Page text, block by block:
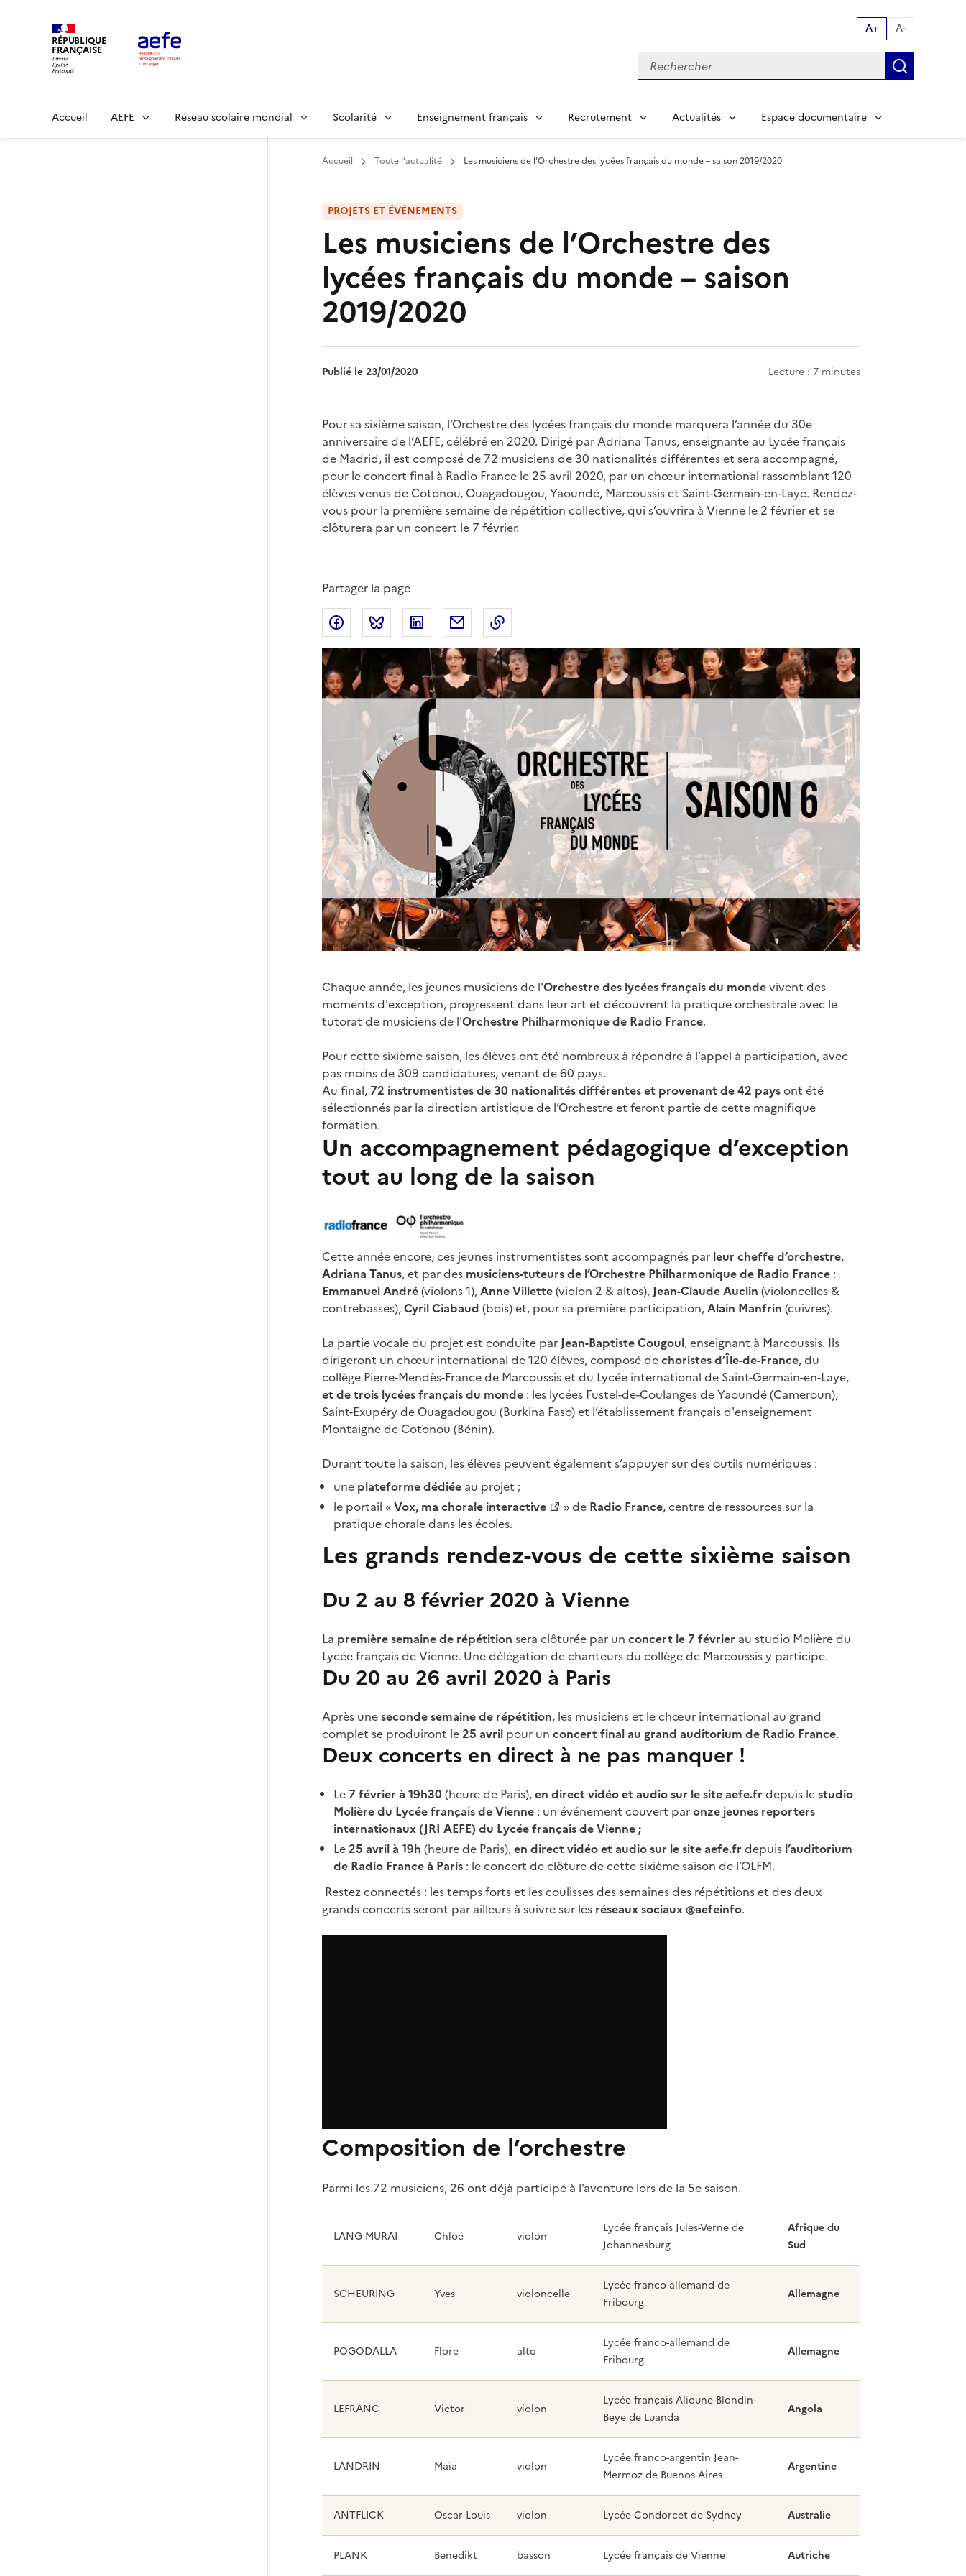
RÉPUBLIQUE
FRANÇAISE
A+ A-
Recherche par mot clés:
Main
Accueil AEFE Réseau scolaire mondial Scolarité Enseignement français Recrutement Actualités Espace documentaire
Accueil Toute l'actualité Les musiciens de l’Orchestre des lycées français du monde – saison 2019/2020
PROJETS ET ÉVÉNEMENTS
Les musiciens de l’Orchestre des
lycées français du monde – saison
2019/2020
Publié le 23/01/2020 Lecture : 7 minutes
Chapo
Pour sa sixième saison, l’Orchestre des lycées français du monde marquera l’année du 30e
anniversaire de l’AEFE, célébré en 2020. Dirigé par Adriana Tanus, enseignante au Lycée français
de Madrid, il est composé de 72 musiciens de 30 nationalités différentes et sera accompagné,
pour le concert final à Radio France le 25 avril 2020, par un chœur international rassemblant 120
élèves venus de Cotonou, Ouagadougou, Yaoundé, Marcoussis et Saint-Germain-en-Laye. Rendez-
vous pour la première semaine de répétition collective, qui s’ouvrira à Vienne le 2 février et se
clôturera par un concert le 7 février.
Partager la page
Partager sur Facebook
Partager sur Bluesky
Partager sur LinkedIn
Partager par email
de
page
Chaque année, les jeunes musiciens de l'Orchestre des lycées français du mondevivent des
moments d'exception, progressent dans leur art et découvrent la pratique orchestrale avec le
tutorat de musiciens de l'Orchestre Philharmonique de Radio France.
Pour cette sixième saison, les élèves ont été nombreux à répondre à l’appel à participation, avec
pas moins de 309 candidatures, venant de 60 pays.
Au final, 72 instrumentistes de 30 nationalités différentes et provenant de 42 paysont été
sélectionnés par la direction artistique de l’Orchestre et feront partie de cette magnifique
formation.
Un accompagnement pédagogique d’exception
tout au long de la saison
Cette année encore, ces jeunes instrumentistes sont accompagnés par leur cheffe d’orchestre,
Adriana Tanus, et par des musiciens-tuteurs de l’Orchestre Philharmonique de Radio France:
Emmanuel André(violons 1),Anne Villette(violon 2 & altos), Jean-Claude Auclin (violoncelles &
contrebasses),Cyril Ciabaud (bois) et, pour sa première participation,Alain Manfrin (cuivres).
La partie vocale du projet est conduite par Jean-Baptiste Cougoul, enseignant à Marcoussis. Ils
dirigeront un chœur international de 120 élèves, composé dechoristes d’Île-de-France, du
collège Pierre-Mendès-France de Marcoussis et du Lycée international de Saint-Germain-en-Laye,
et de trois lycées français du monde: les lycées Fustel-de-Coulanges de Yaoundé (Cameroun),
Saint-Exupéry de Ouagadougou (Burkina Faso) et l’établissement français d'enseignement
Montaigne de Cotonou (Bénin).
Durant toute la saison, les élèves peuvent également s’appuyer sur des outils numériques :
une plateforme dédiéeau projet ;
le portail «Vox, ma chorale interactive » de Radio France, centre de ressources sur la
pratique chorale dans les écoles.
Les grands rendez-vous de cette sixième saison
Du 2 au 8 février 2020 à Vienne
La première semaine de répétition sera clôturée par un concert le 7 février au studio Molière du
Lycée français de Vienne. Une délégation de chanteurs du collège de Marcoussis y participe.
Du 20 au 26 avril 2020 à Paris
Après uneseconde semaine de répétition, les musiciens et le chœur international au grand
complet se produiront le25 avrilpour un concert final au grand auditorium de Radio France.
Deux concerts en direct à ne pas manquer !
Le 7 février à 19h30 (heure de Paris),en direct vidéo et audio sur le site aefe.fr depuis lestudio
Molière du Lycée français de Vienne: un événement couvert paronze jeunes reporters
internationaux (JRI AEFE) du Lycée français de Vienne ;
Le25 avril à 19h (heure de Paris),en direct vidéo et audio sur le site aefe.fr depuis l’auditorium
de Radio France à Paris: le concert de clôture de cette sixième saison de l’OLFM.
Restez connectés : les temps forts et les coulisses des semaines des répétitions et des deux
grands concerts seront par ailleurs à suivre sur les réseaux sociaux @aefeinfo.
Composition de l’orchestre
Parmi les 72 musiciens, 26 ont déjà participé à l’aventure lors de la 5e saison.
LANG-MURAI Chloé violon
Lycée français Jules-Verne de
Johannesburg
Afrique du
Sud
SCHEURING Yves violoncelle
Lycée franco-allemand de
Fribourg
Allemagne
POGODALLA Flore alto
Lycée franco-allemand de
Fribourg
Allemagne
LEFRANC Victor violon
Lycée français Alioune-Blondin-
Beye de Luanda
Angola
LANDRIN Maïa violon
Lycée franco-argentin Jean-
Mermoz de Buenos Aires
Argentine
ANTFLICK Oscar-Louis violon Lycée Condorcet de Sydney Australie
PLANK Benedikt basson Lycée français de Vienne Autriche